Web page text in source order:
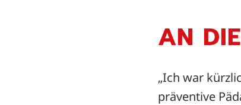
AN
„Ich war
präventive